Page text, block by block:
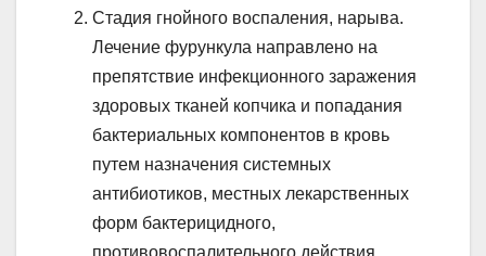
Стадия гнойного воспаления, нарыва.
Лечение фурункула направлено на
препятствие инфекционного заражения
здоровых тканей копчика и попадания
бактериальных компонентов в кровь
путем назначения системных
антибиотиков, местных лекарственных
форм бактерицидного,